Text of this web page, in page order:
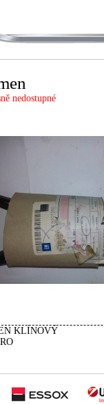
nedostupné
KLÍNOVÝ